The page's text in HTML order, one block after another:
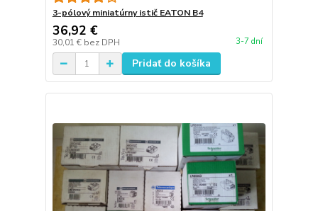
3-pólový miniatúrny istič EATON B4
36,92 €
30,01 € bez DPH 3-7 dní
Pridať do košíka